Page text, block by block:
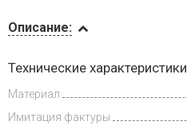
и оплата
Описание:
Технические характеристики
Материал
Имитация фактуры